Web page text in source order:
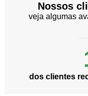
Nossos
veja algumas
dos clientes